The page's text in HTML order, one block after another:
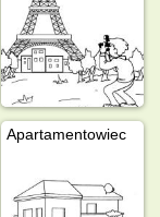
Apartamentowiec